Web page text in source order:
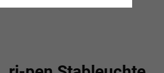
Anfang